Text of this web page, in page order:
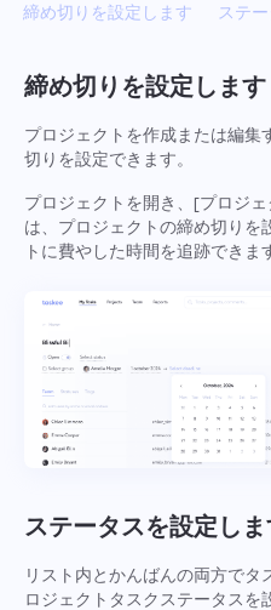
中文
締め切りを設定します ステ
締め切りを設定します
プロジェクトを作成または編
切りを設定できます。
プロジェクトを開き、[プロジ
は、プロジェクトの締め切りを
トに費やした時間を追跡できま
ステータスを設定し
リスト内とかんばんの両方で
ロジェクトタスクステータスを
加する
タスク
タスクを作成し、同僚と一
る
レポート
ソースを分配する
カンバンボード
カンバンボードでタスクを
ングしてボードを拡張する
プロジェクト管理
プロジェクト情報（ステー
ィビティを1か所で管理する